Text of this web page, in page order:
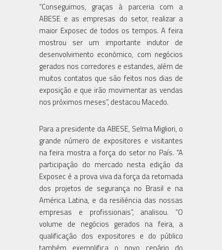
“Conseguimos, graças à parceria com a
ABESE e as empresas do setor, realizar a
maior Exposec de todos os tempos. A feira
mostrou ser um importante indutor de
desenvolvimento econômico, com negócios
gerados nos corredores e estandes, além de
muitos contatos que são feitos nos dias de
exposição e que irão movimentar as vendas
nos próximos meses”, destacou Macedo.
Para a presidente da ABESE, Selma Migliori, o
grande número de expositores e visitantes
na feira mostra a força do setor no País. “A
participação do mercado nesta edição da
Exposec é a prova viva da força da retomada
dos projetos de segurança no Brasil e na
América Latina, e da resiliência das nossas
empresas e profissionais”, analisou. “O
volume de negócios gerados na feira, a
qualificação dos expositores e do público
também exemplifica o novo cenário do